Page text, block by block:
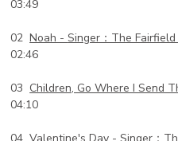
03:49
02Noah -Singer：The Fairfield
02:46
03 Children, Go Where I Send
04:10